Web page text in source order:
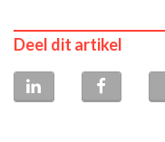
Deel dit artikel